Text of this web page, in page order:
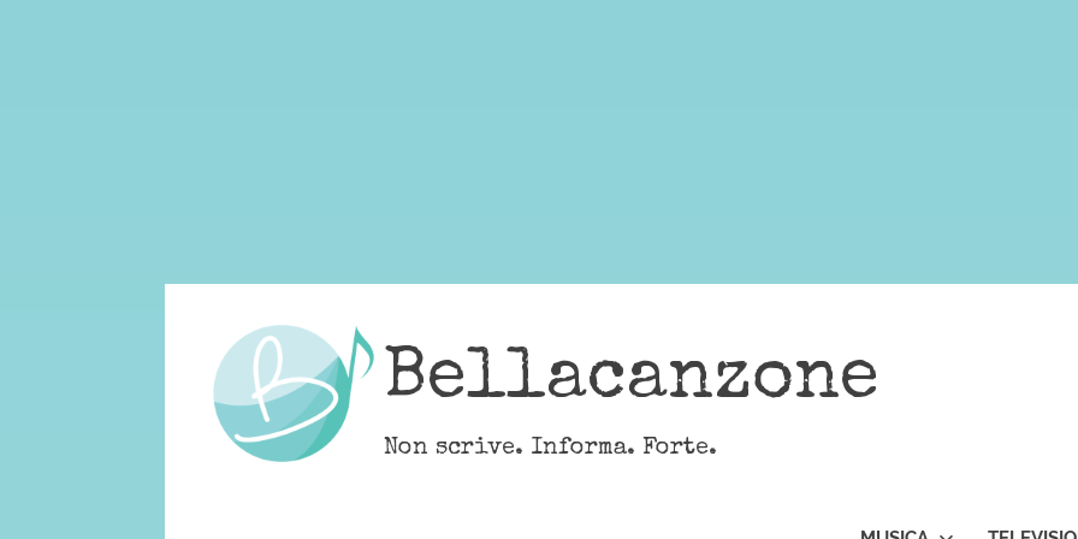
content
Bellacanzone
Non scrive. Informa. Forte.